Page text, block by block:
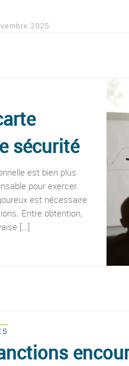
2025
sécurité
est bien plus
pour exercer.
est nécessaire
Entre obtention,
[…]